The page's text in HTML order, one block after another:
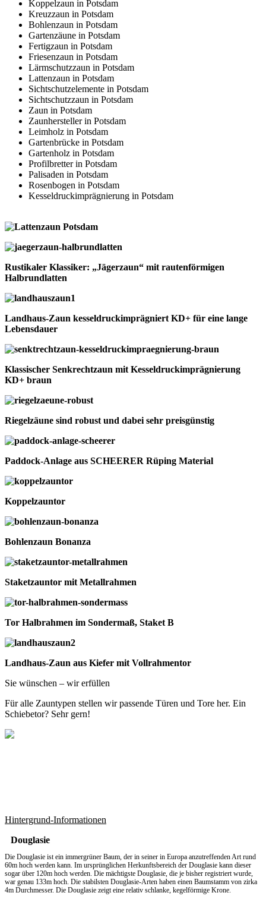
Koppelzaun in Potsdam
Kreuzzaun in Potsdam
Bohlenzaun in Potsdam
Gartenzäune in Potsdam
Fertigzaun in Potsdam
Friesenzaun in Potsdam
Lärmschutzzaun in Potsdam
Lattenzaun in Potsdam
Sichtschutzelemente in Potsdam
Sichtschutzzaun in Potsdam
Zaun in Potsdam
Zaunhersteller in Potsdam
Leimholz in Potsdam
Gartenbrücke in Potsdam
Gartenholz in Potsdam
Profilbretter in Potsdam
Palisaden in Potsdam
Rosenbogen in Potsdam
Kesseldruckimprägnierung in Potsdam
Rustikaler Klassiker: „Jägerzaun“ mit rautenförmigen
Halbrundlatten
Landhaus-Zaun kesseldruckimprägniert KD+ für eine lange
Lebensdauer
Klassischer Senkrechtzaun mit Kesseldruckimprägnierung
KD+ braun
Riegelzäune sind robust und dabei sehr preisgünstig
Paddock-Anlage aus SCHEERER Rüping Material
Koppelzauntor
Bohlenzaun Bonanza
Staketzauntor mit Metallrahmen
Tor Halbrahmen im Sondermaß, Staket B
Landhaus-Zaun aus Kiefer mit Vollrahmentor
Sie wünschen – wir erfüllen
Für alle Zauntypen stellen wir passende Türen und Tore her. Ein
Schiebetor? Sehr gern!
Hintergrund-Informationen
Douglasie
Die Douglasie ist ein immergrüner Baum, der in seiner in Europa anzutreffenden Art rund
60m hoch werden kann. Im ursprünglichen Herkunftsbereich der Douglasie kann dieser
sogar über 120m hoch werden. Die mächtigste Douglasie, die je bisher registriert wurde,
war genau 133m hoch. Die stabilsten Douglasie-Arten haben einen Baumstamm von zirka
4m Durchmesser. Die Douglasie zeigt eine relativ schlanke, kegelförmige Krone.